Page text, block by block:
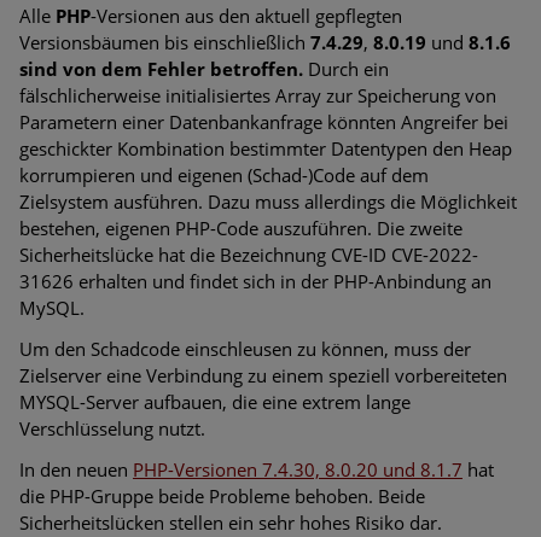
Alle PHP-Versionen aus den aktuell gepflegten
Versionsbäumen bis einschließlich 7.4.29, 8.0.19 und 8.1.6
sind von dem Fehler betroffen. Durch ein
fälschlicherweise initialisiertes Array zur Speicherung von
Parametern einer Datenbankanfrage könnten Angreifer bei
geschickter Kombination bestimmter Datentypen den Heap
korrumpieren und eigenen (Schad-)Code auf dem
Zielsystem ausführen. Dazu muss allerdings die Möglichkeit
bestehen, eigenen PHP-Code auszuführen. Die zweite
Sicherheitslücke hat die Bezeichnung CVE-ID CVE-2022-
31626 erhalten und findet sich in der PHP-Anbindung an
MySQL.
Um den Schadcode einschleusen zu können, muss der
Zielserver eine Verbindung zu einem speziell vorbereiteten
MYSQL-Server aufbauen, die eine extrem lange
Verschlüsselung nutzt.
In den neuen PHP-Versionen 7.4.30, 8.0.20 und 8.1.7 hat
die PHP-Gruppe beide Probleme behoben. Beide
Sicherheitslücken stellen ein sehr hohes Risiko dar.